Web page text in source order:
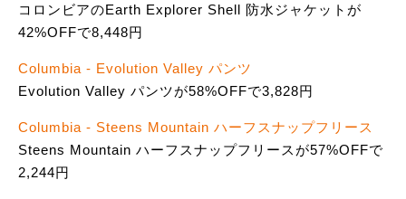
コロンビアのEarth Explorer Shell 防水ジャケットが
42%OFFで8,448円
Columbia - Evolution Valley パンツ
Evolution Valley パンツが58%OFFで3,828円
Columbia - Steens Mountain ハーフスナップフリース
Steens Mountain ハーフスナップフリースが57%OFFで
2,244円